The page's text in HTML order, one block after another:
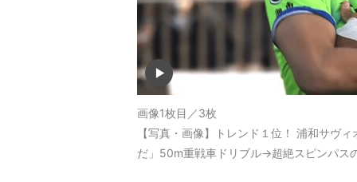
画像1枚目／3枚
【写真・画像】トレンド１位！ 浦和サヴ
だ」50m重戦車ドリブル→超絶スピンパ